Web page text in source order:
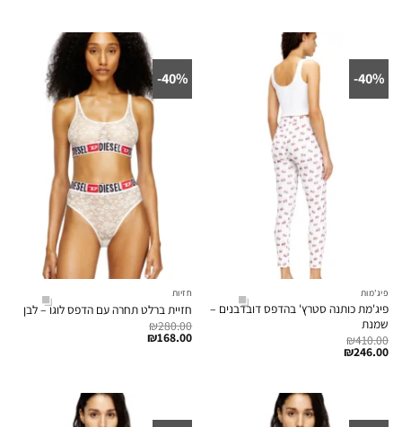
40%-
פיג'מות
פיג'מת כותנה סטרץ' בהדפס דובדבנים –
שמנת
₪410.00
₪246.00
40%-
חזיות
חזיית ברלט תחרה עם הדפס לוגו – לבן
₪280.00
₪168.00